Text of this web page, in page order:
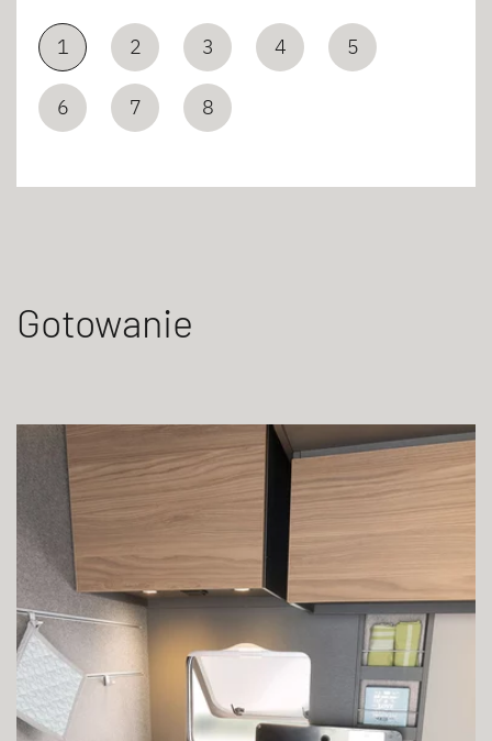
1 2 3 4 5
6 7 8
Gotowanie